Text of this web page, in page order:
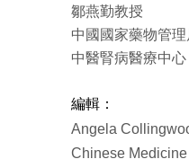
鄒燕勤教授
中國國家藥物管
中醫腎病醫療中心
編輯：
Angela
Chinese